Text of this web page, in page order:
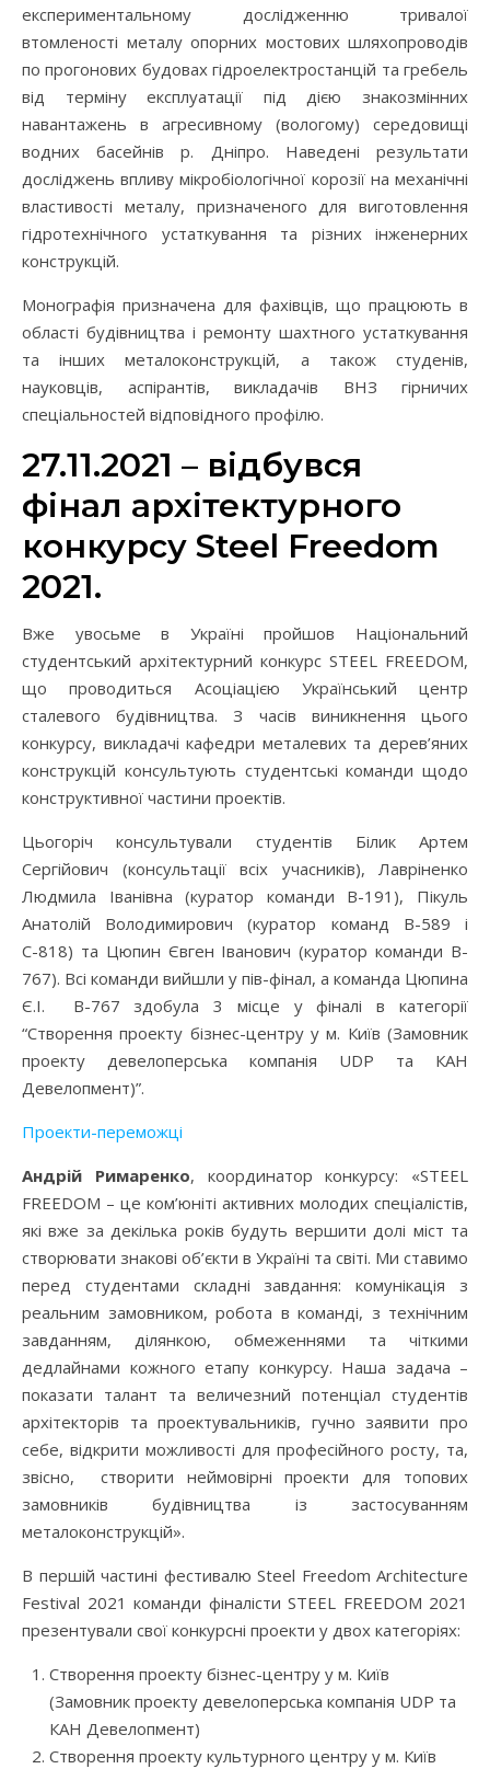
експериментальному дослідженню тривалої
втомленості металу опорних мостових шляхопроводів
по прогонових будовах гідроелектростанцій та гребель
від терміну експлуатації під дією знакозмінних
навантажень в агресивному (вологому) середовищі
водних басейнів р. Дніпро. Наведені результати
досліджень впливу мікробіологічної корозії на механічні
властивості металу, призначеного для виготовлення
гідротехнічного устаткування та різних інженерних
конструкцій.
Монографія призначена для фахівців, що працюють в
області будівництва і ремонту шахтного устаткування
та інших металоконструкцій, а також студенів,
науковців, аспірантів, викладачів ВНЗ гірничих
спеціальностей відповідного профілю.
27.11.2021 – відбувся
фінал архітектурного
конкурсу Steel Freedom
2021.
Вже увосьме в Україні пройшов Національний
студентський архітектурний конкурс STEEL FREEDOM,
що проводиться Асоціацією Український центр
сталевого будівництва. З часів виникнення цього
конкурсу, викладачі кафедри металевих та дерев’яних
конструкцій консультують студентські команди щодо
конструктивної частини проектів.
Цьогоріч консультували студентів Білик Артем
Сергійович (консультації всіх учасників), Лавріненко
Людмила Іванівна (куратор команди B-191), Пікуль
Анатолій Володимирович (куратор команд B-589 і
С-818) та Цюпин Євген Іванович (куратор команди B-
767). Всі команди вийшли у пів-фінал, а команда Цюпина
Є.І. B-767 здобула 3 місце у фіналі в категорії
“Створення проекту бізнес-центру у м. Київ (Замовник
проекту девелоперська компанія UDP та КАН
Девелопмент)”.
Проекти-переможці
Андрій Римаренко, координатор конкурсу: «STEEL
FREEDOM – це ком’юніті активних молодих спеціалістів,
які вже за декілька років будуть вершити долі міст та
створювати знакові об’єкти в Україні та світі. Ми ставимо
перед студентами складні завдання: комунікація з
реальним замовником, робота в команді, з технічним
завданням, ділянкою, обмеженнями та чіткими
дедлайнами кожного етапу конкурсу. Наша задача –
показати талант та величезний потенціал студентів
архітекторів та проектувальників, гучно заявити про
себе, відкрити можливості для професійного росту, та,
звісно, створити неймовірні проекти для топових
замовників будівництва із застосуванням
металоконструкцій».
В першій частині фестивалю Steel Freedom Architecture
Festival 2021 команди фіналісти STEEL FREEDOM 2021
презентували свої конкурсні проекти у двох категоріях:
Створення проекту бізнес-центру у м. Київ
(Замовник проекту девелоперська компанія UDP та
КАН Девелопмент)
Створення проекту культурного центру у м. Київ